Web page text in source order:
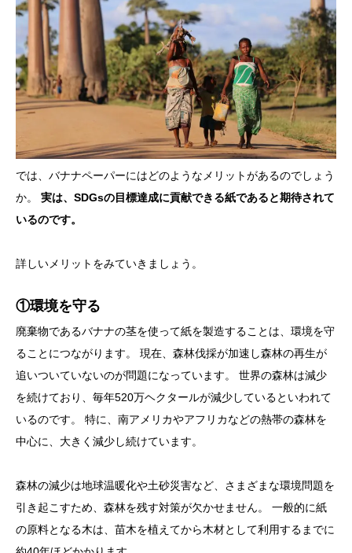
では、バナナペーパーにはどのようなメリットがあるのでしょう
か。 実は、SDGsの目標達成に貢献できる紙であると期待されて
いるのです。
詳しいメリットをみていきましょう。
①環境を守る
廃棄物であるバナナの茎を使って紙を製造することは、環境を守
ることにつながります。 現在、森林伐採が加速し森林の再生が
追いついていないのが問題になっています。 世界の森林は減少
を続けており、毎年520万ヘクタールが減少しているといわれて
いるのです。 特に、南アメリカやアフリカなどの熱帯の森林を
中心に、大きく減少し続けています。
森林の減少は地球温暖化や土砂災害など、さまざまな環境問題を
引き起こすため、森林を残す対策が欠かせません。 一般的に紙
の原料となる木は、苗木を植えてから木材として利用するまでに